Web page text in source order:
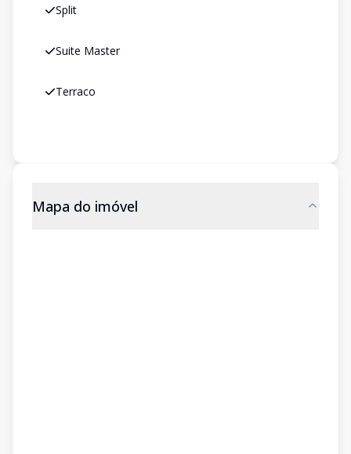
Split
Suite Master
Terraco
Mapa do imóvel